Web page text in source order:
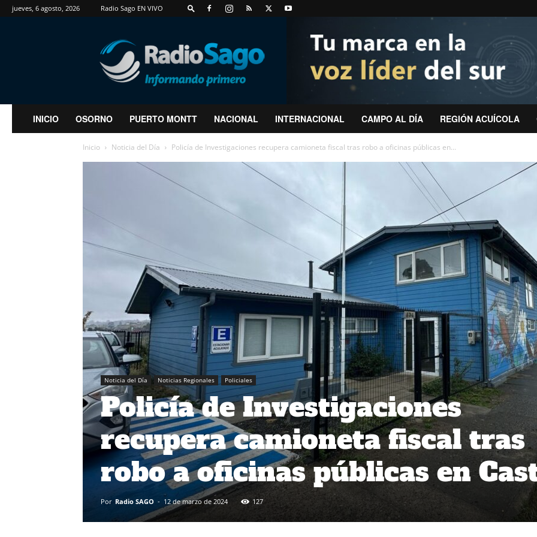
jueves, 6 agosto, 2026 Radio Sago EN VIVO
RadioSago
INICIO OSORNO PUERTO MONTT NACIONAL INTERNACIONAL CAMPO AL DÍA REGIÓN ACUÍCOLA
Inicio Noticia del Día Policía de Investigaciones recupera camioneta fiscal tras robo a oficinas públicas en...
Noticia del Día Noticias Regionales Policiales
Policía de Investigaciones
recupera camioneta fiscal tras
robo a oficinas públicas en
Por Radio SAGO - 12 de marzo de 2024 127